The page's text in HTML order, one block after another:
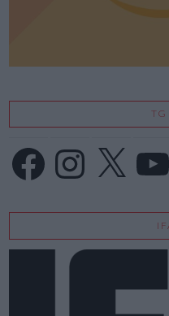
TG
FacebookInstagram
X